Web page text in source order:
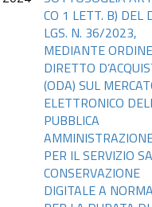
CO 1 LETT. B) DEL
LGS. N. 36/2023,
MEDIANTE ORDINE
DIRETTO
(ODA) SUL
ELETTRONICO
PUBBLICA
PER IL SERVIZIO
CONSERVAZIONE
DIGITALE A